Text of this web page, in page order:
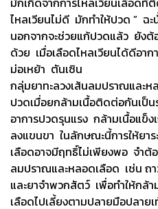
ไหลเวียนไม่ดี มักทำให้ปวด ” ฉ
นอกจากจะช่วยแก้ปวดแล้ว ยังต้
ด้วย เมื่อเลือดไหลเวียนได้ดีอา
ม่อเหย้า ตันเซิน
กลุ่มยาทะลวงเส้นลมปราณและ
ปวดเมื่อยกล้ามเนื้อติดต่อกันเป็น
อาการปวดรุนแรง กล้ามเนื้อแข็ง
ลงแขนขา ในลักษณะนี้การให้ยา
เลือดอาจมีฤทธิ์ไม่เพียงพอ จำต้อ
ลมปราณและหลอดเลือด เช่น ถ
และยาจำพวกสัตว์ เพื่อทำให้กล้
เลือดไปเลี้ยงตามปลายมือปลาย